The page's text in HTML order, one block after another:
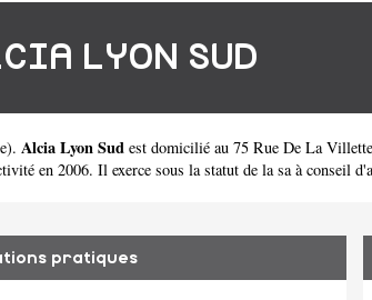
LYON SUD
). Alcia Lyon Sud est domicilié au 75 Rue De La
en 2006. Il exerce sous la statut de la sa à conseil
pratiques